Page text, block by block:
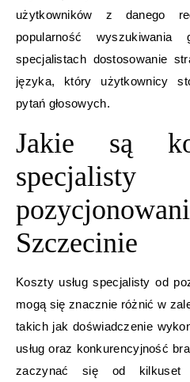
użytkowników z danego
popularność wyszukiwania
specjalistach dostosowanie
języka, który użytkownicy
pytań głosowych.
Jakie są
Szczecinie
Koszty usług specjalisty od
mogą się znacznie różnić w
takich jak doświadczenie
usług oraz konkurencyjność
zaczynać się od kilkuset